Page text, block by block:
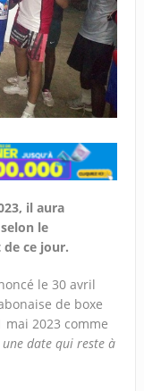
il aura
le
ce jour.
le 30 avril
de boxe
mai 2023 comme
une date qui reste à